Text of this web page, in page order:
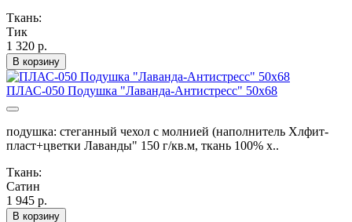
Ткань:
Тик
1 320 р.
В корзину
ПЛАС-050 Подушка "Лаванда-Антистресс" 50х68
подушка: стеганный чехол с молнией (наполнитель Хлфит-
пласт+цветки Лаванды" 150 г/кв.м, ткань 100% х..
Ткань:
Сатин
1 945 р.
В корзину